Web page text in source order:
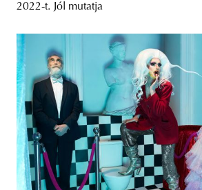
2022-t. Jól mutatja